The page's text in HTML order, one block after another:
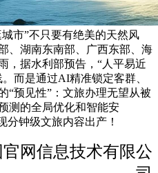
市”不只要有绝美的天然风
、湖南东南部、广西东部、海
，据水利部预告，“人平易近
而是通过AI精准锁定客群、
预见性”：文旅办理无望从被
测的全局优化和智能安
分钟级文旅内容出产！
网信息技术有限公